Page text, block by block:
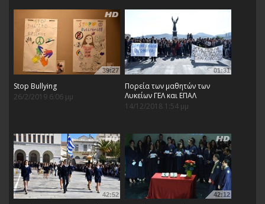
39:27
Stop Bullying
26/2/2019 6:06 μμ
01:31
Πορεία των μαθητών των
Λυκείων ΓΕΛ και ΕΠΑΛ
14/12/2018 1:54 μμ
42:52 42:12